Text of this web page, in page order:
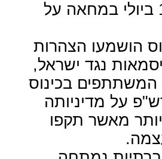
בשטחים ב-1 ביולי במחאה על
הושמעו הצהרות
נגד ישראל,
המשתתפים בכינוס
על מדיניותה
מאשר תקפו